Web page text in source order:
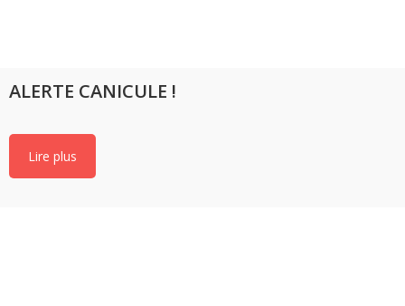
ALERTE CANICULE !
Lire plus